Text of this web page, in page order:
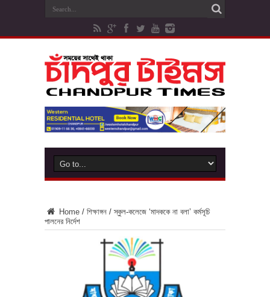
Home / শিক্ষাঙ্গন / স্কুল-কলেজে ‘মাদককে না বলা’ কর্মসূচি
পালনের নির্দেশ